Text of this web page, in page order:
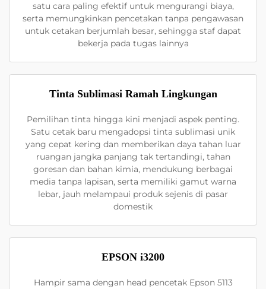
satu cara paling efektif untuk mengurangi biaya,
serta memungkinkan pencetakan tanpa pengawasan
untuk cetakan berjumlah besar, sehingga staf dapat
bekerja pada tugas lainnya
Tinta Sublimasi Ramah Lingkungan
Pemilihan tinta hingga kini menjadi aspek penting.
Satu cetak baru mengadopsi tinta sublimasi unik
yang cepat kering dan memberikan daya tahan luar
ruangan jangka panjang tak tertandingi, tahan
goresan dan bahan kimia, mendukung berbagai
media tanpa lapisan, serta memiliki gamut warna
lebar, jauh melampaui produk sejenis di pasar
domestik
EPSON i3200
Hampir sama dengan head pencetak Epson 5113